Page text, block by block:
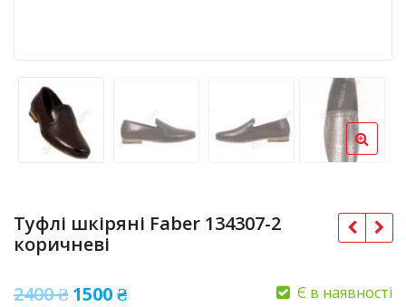
Туфлі шкіряні Faber 134307-2
коричневі
2400₴ Оригінальна
1500₴Поточна
Є в наявності